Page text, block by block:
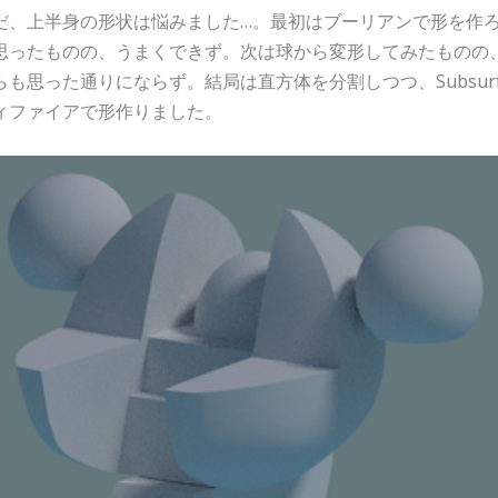
、上半身の形状は悩みました…。最初はブーリアンで形を作
ったものの、うまくできず。次は球から変形してみたものの
も思った通りにならず。結局は直方体を分割しつつ、
ファイアで形作りました。